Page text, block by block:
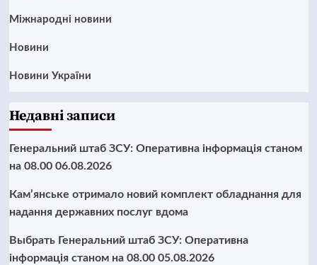
Міжнародні новини
Новини
Новини України
Недавні записи
Генеральний штаб ЗСУ: Оперативна інформація станом
на 08.00 06.08.2026
Кам’янське отримало новий комплект обладнання для
надання державних послуг вдома
Выбрать Генеральний штаб ЗСУ: Оперативна
інформація станом на 08.00 05.08.2026